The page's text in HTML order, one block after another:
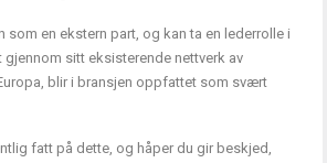
som en ekstern part, og kan ta en lederrolle i
sitt eksisterende nettverk av
blir i bransjen oppfattet som svært
fatt på dette, og håper du gir beskjed,